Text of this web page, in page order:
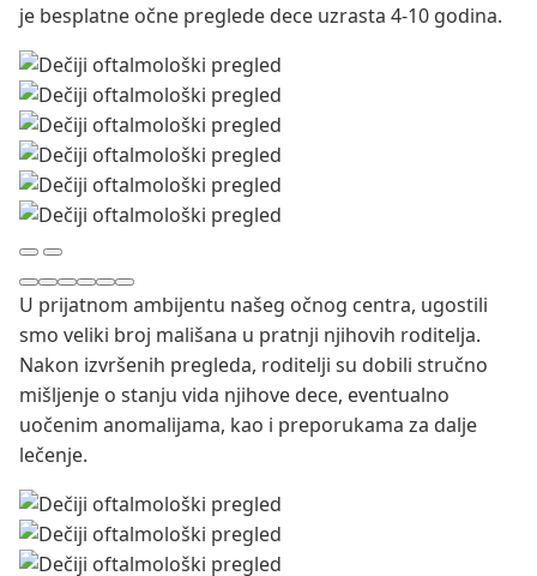
je besplatne očne preglede dece uzrasta 4-10 godina.
U prijatnom ambijentu našeg očnog centra, ugostili
smo veliki broj mališana u pratnji njihovih roditelja.
Nakon izvršenih pregleda, roditelji su dobili stručno
mišljenje o stanju vida njihove dece, eventualno
uočenim anomalijama, kao i preporukama za dalje
lečenje.